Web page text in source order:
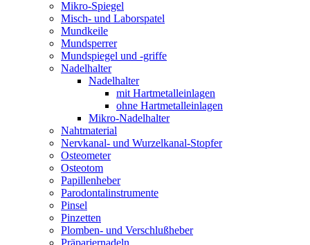
Mikro-Spiegel
Misch- und Laborspatel
Mundkeile
Mundsperrer
Mundspiegel und -griffe
Nadelhalter
Nadelhalter
mit Hartmetalleinlagen
ohne Hartmetalleinlagen
Mikro-Nadelhalter
Nahtmaterial
Nervkanal- und Wurzelkanal-Stopfer
Osteometer
Osteotom
Papillenheber
Parodontalinstrumente
Pinsel
Pinzetten
Plomben- und Verschlußheber
Präpariernadeln